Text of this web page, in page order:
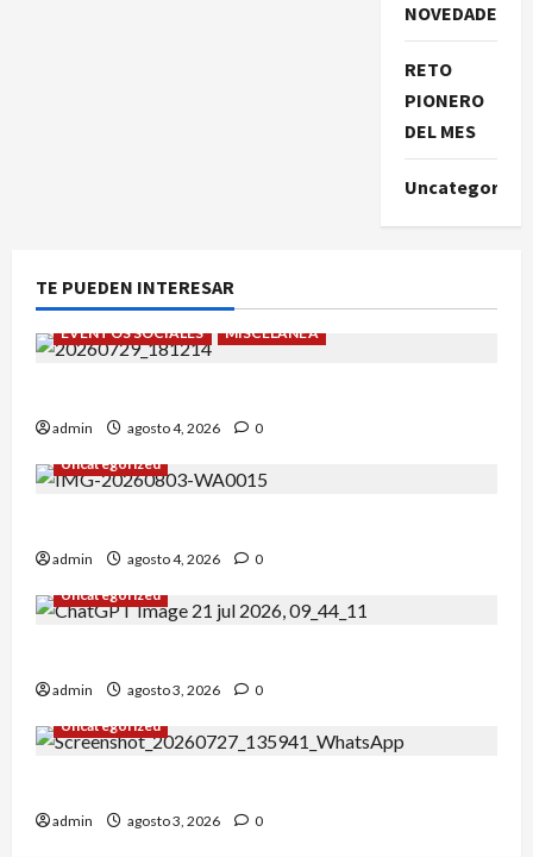
NOVEDADES
RETO
PIONERO
DEL MES
Uncategorized
TE PUEDEN INTERESAR
EVENTOS SOCIALES MISCELÁNEA
admin agosto 4, 2026
0
Uncategorized
admin agosto 4, 2026
0
Uncategorized
admin agosto 3, 2026
0
Uncategorized
admin agosto 3, 2026 0